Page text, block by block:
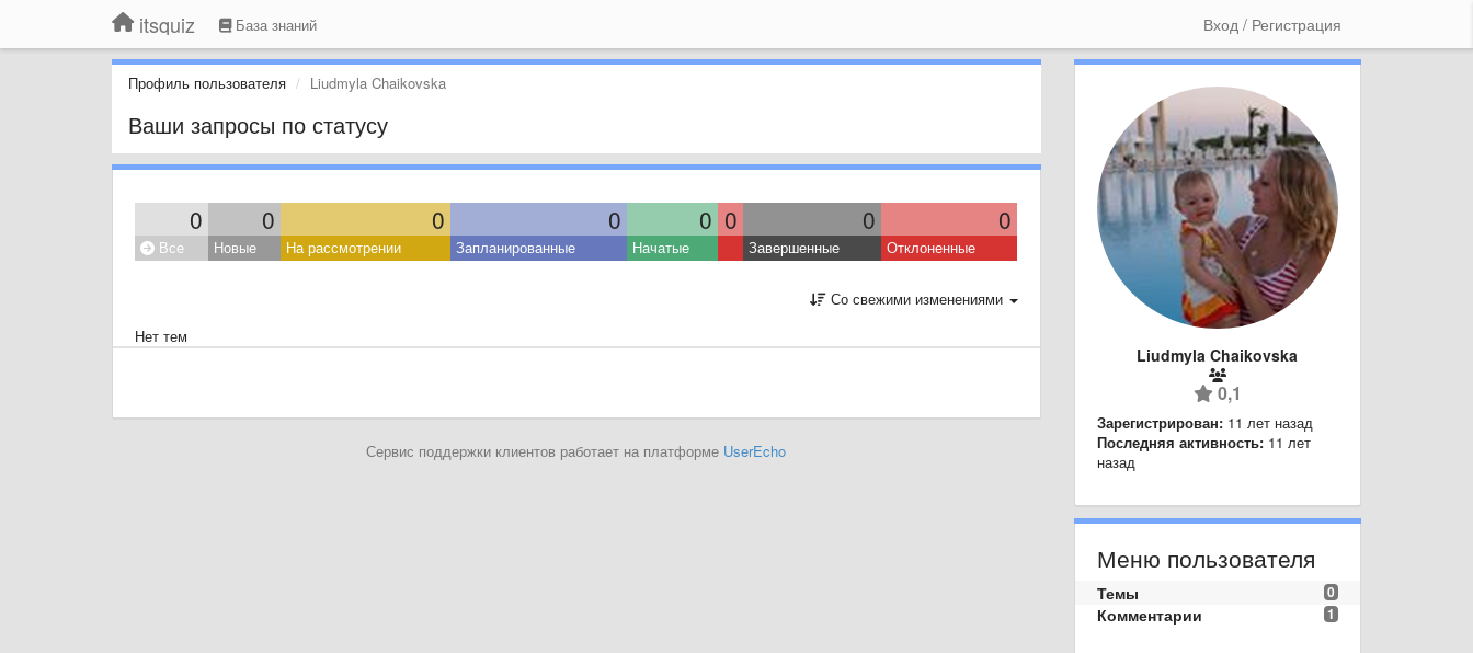
itsquiz База знаний Вход / Регистрация
Профиль пользователя Liudmyla Chaikovska
Ваши запросы по статусу
0 0 0 0 0 0 0 0
Все Новые На рассмотрении Запланированные Начатые Завершенные Отклоненные
Со свежими изменениями
Нет тем
Сервис поддержки клиентов работает на платформе UserEcho
Liudmyla Chaikovska
0,1
Зарегистрирован: 11 лет назад
Последняя активность: 11 лет
назад
Меню пользователя
0
Темы
1
Комментарии